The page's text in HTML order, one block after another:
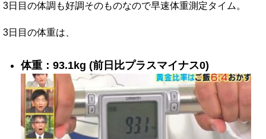
3日目の体調も好調そのものなので早速体重測定タイム。
3日目の体重は、
体重：93.1kg (前日比プラスマイナス0)